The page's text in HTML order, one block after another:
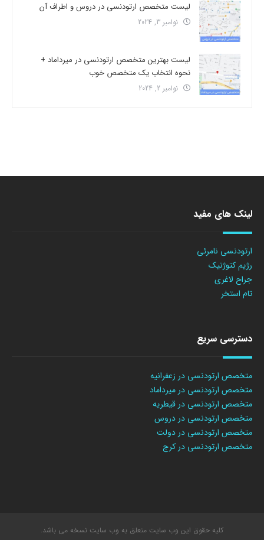
لیست متخصص ارتودنسی در دروس و اطراف آن
نوامبر 3, 2024
لیست بهترین متخصص ارتودنسی در میرداماد +
نحوه انتخاب یک متخصص خوب
نوامبر 2, 2024
لینک های مفید
ارتودنسی نامرئی
رژیم کتوژنیک
جراح لاغری
تام استخر
دسترسی سریع
متخصص ارتودنسی در زعفرانیه
متخصص ارتودنسی در میرداماد
متخصص ارتودنسی در قیطریه
متخصص ارتودنسی در دروس
متخصص ارتودنسی در دولت
متخصص ارتودنسی در کرج
کلیه حقوق این وب سایت متعلق به وب سایت نسخه می باشد.